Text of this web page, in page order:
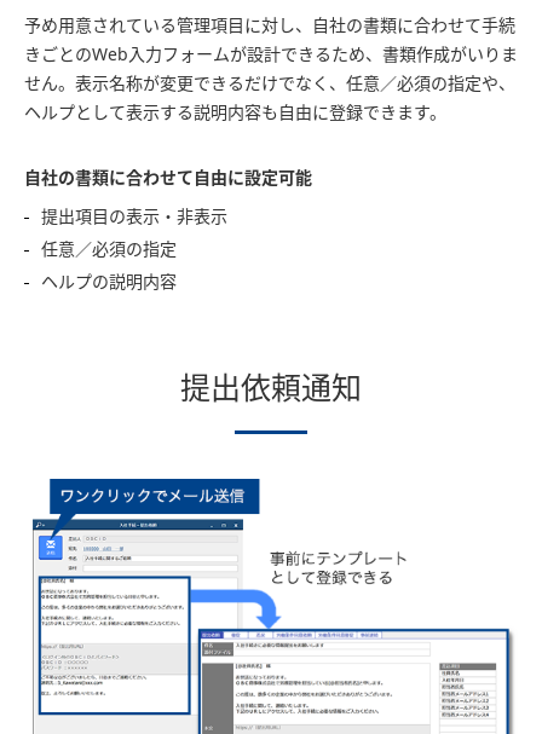
予め用意されている管理項目に対し、自社の書類に合わせて手続
きごとのWeb入力フォームが設計できるため、書類作成がいりま
せん。表示名称が変更できるだけでなく、任意／必須の指定や、
ヘルプとして表示する説明内容も自由に登録できます。
自社の書類に合わせて自由に設定可能
提出項目の表示・非表示
任意／必須の指定
ヘルプの説明内容
提出依頼通知